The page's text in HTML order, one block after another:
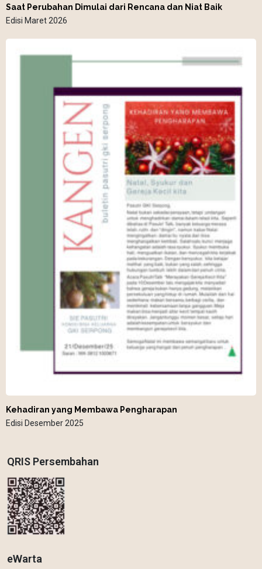
Saat Perubahan Dimulai dari Rencana dan Niat Baik
Edisi Maret 2026
Kehadiran yang Membawa Pengharapan
Edisi Desember 2025
QRIS Persembahan
eWarta